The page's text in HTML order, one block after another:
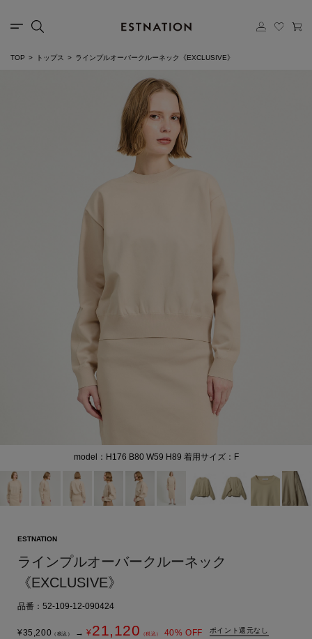
TOP トップス ラインプルオーバークルーネック《EXCLUSIVE》
model：H176 B80 W59 H89 着用サイズ：F
ESTNATION
ラインプルオーバークルーネック
《EXCLUSIVE》
品番：52-109-12-090424
¥35,200 （税込） → ¥21,120 （税込） 40% OFF ポイント還元なし